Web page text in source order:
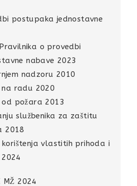
postupaka jednostavne
o provedbi
nabave 2023
nadzoru 2010
radu 2020
požara 2013
službenika za zaštitu
2018
korištenja vlastitih prihoda i
MŽ 2024